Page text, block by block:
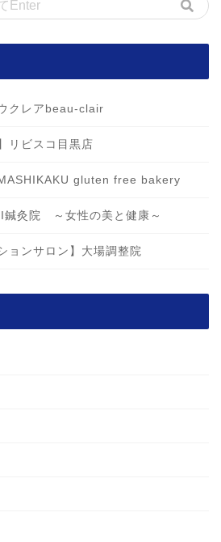
クレアbeau-clair
リビスコ目黒店
MASHIKAKU gluten free bakery
鍼灸院 ～女性の美と健康～
ョンサロン】大場調整院